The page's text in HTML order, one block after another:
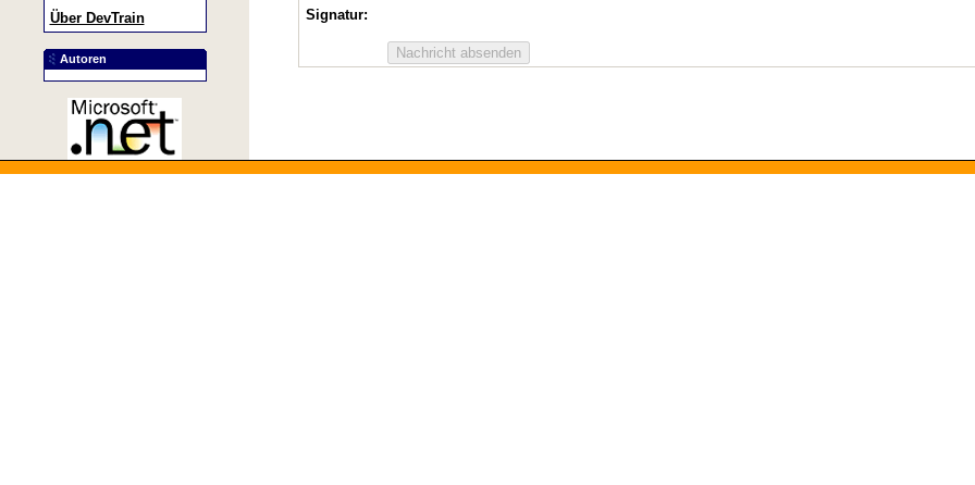
Über DevTrain
Autoren
Signatur: